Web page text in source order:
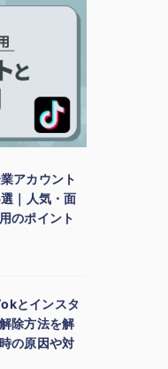
アカウント
｜人気・面
のポイント
とインスタ
除方法を解
の原因や対